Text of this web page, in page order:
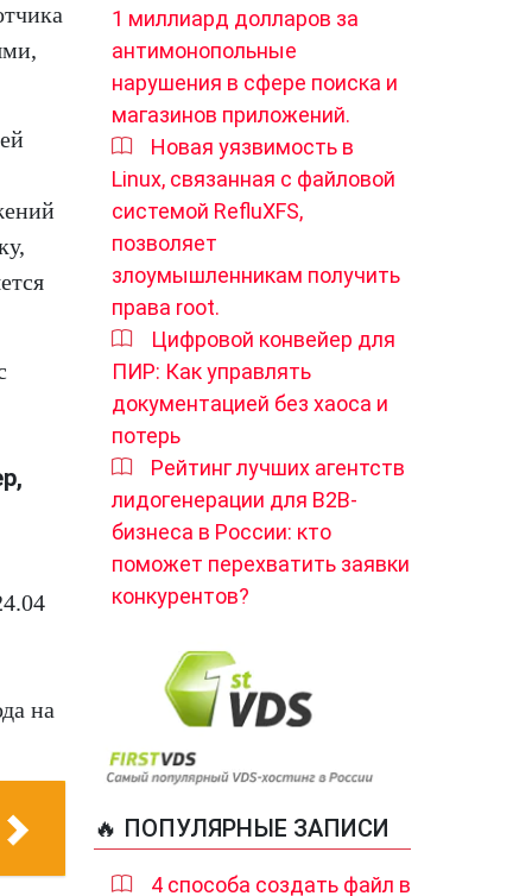
на
1 миллиард долларов за
антимонопольные
нарушения в сфере поиска и
магазинов приложений.
Новая уязвимость в
Linux, связанная с файловой
системой RefluXFS,
позволяет
злоумышленникам получить
права root.
Цифровой конвейер для
ПИР: Как управлять
документацией без хаоса и
потерь
Рейтинг лучших агентств
лидогенерации для B2B-
бизнеса в России: кто
поможет перехватить заявки
конкурентов?
🔥 ПОПУЛЯРНЫЕ ЗАПИСИ
4 способа создать файл в